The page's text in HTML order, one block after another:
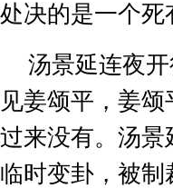
处决的是一个死
汤景延连夜
见姜颂平，姜
过来没有。汤景
临时变卦，被